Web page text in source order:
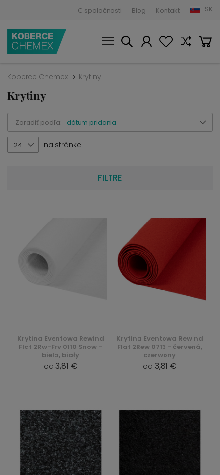
O spoločnosti Blog Kontakt SK
Koberce Chemex Krytiny
Krytiny
Zoradiť podľa: dátum pridania
24 na stránke
FILTRE
Krytina Eventowa Rewind
Flat 2Rw-Frv 0110 Snow -
biela, biały
od 3,81 €
Krytina Eventowa Rewind
Flat 2Rew 0713 - červená,
czerwony
od 3,81 €